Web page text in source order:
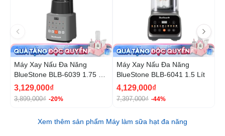
Máy Xay Nấu Đa Năng
BlueStone BLB-6039 1.75 Lít
900W
3,129,000₫
3,899,000₫ -20%
Máy Xay Nấu Đa Năng
BlueStone BLB-6041 1.5 Lít
4,129,000₫
7,397,000₫ -44%
Xem thêm sản phẩm Máy làm sữa hạt đa năng